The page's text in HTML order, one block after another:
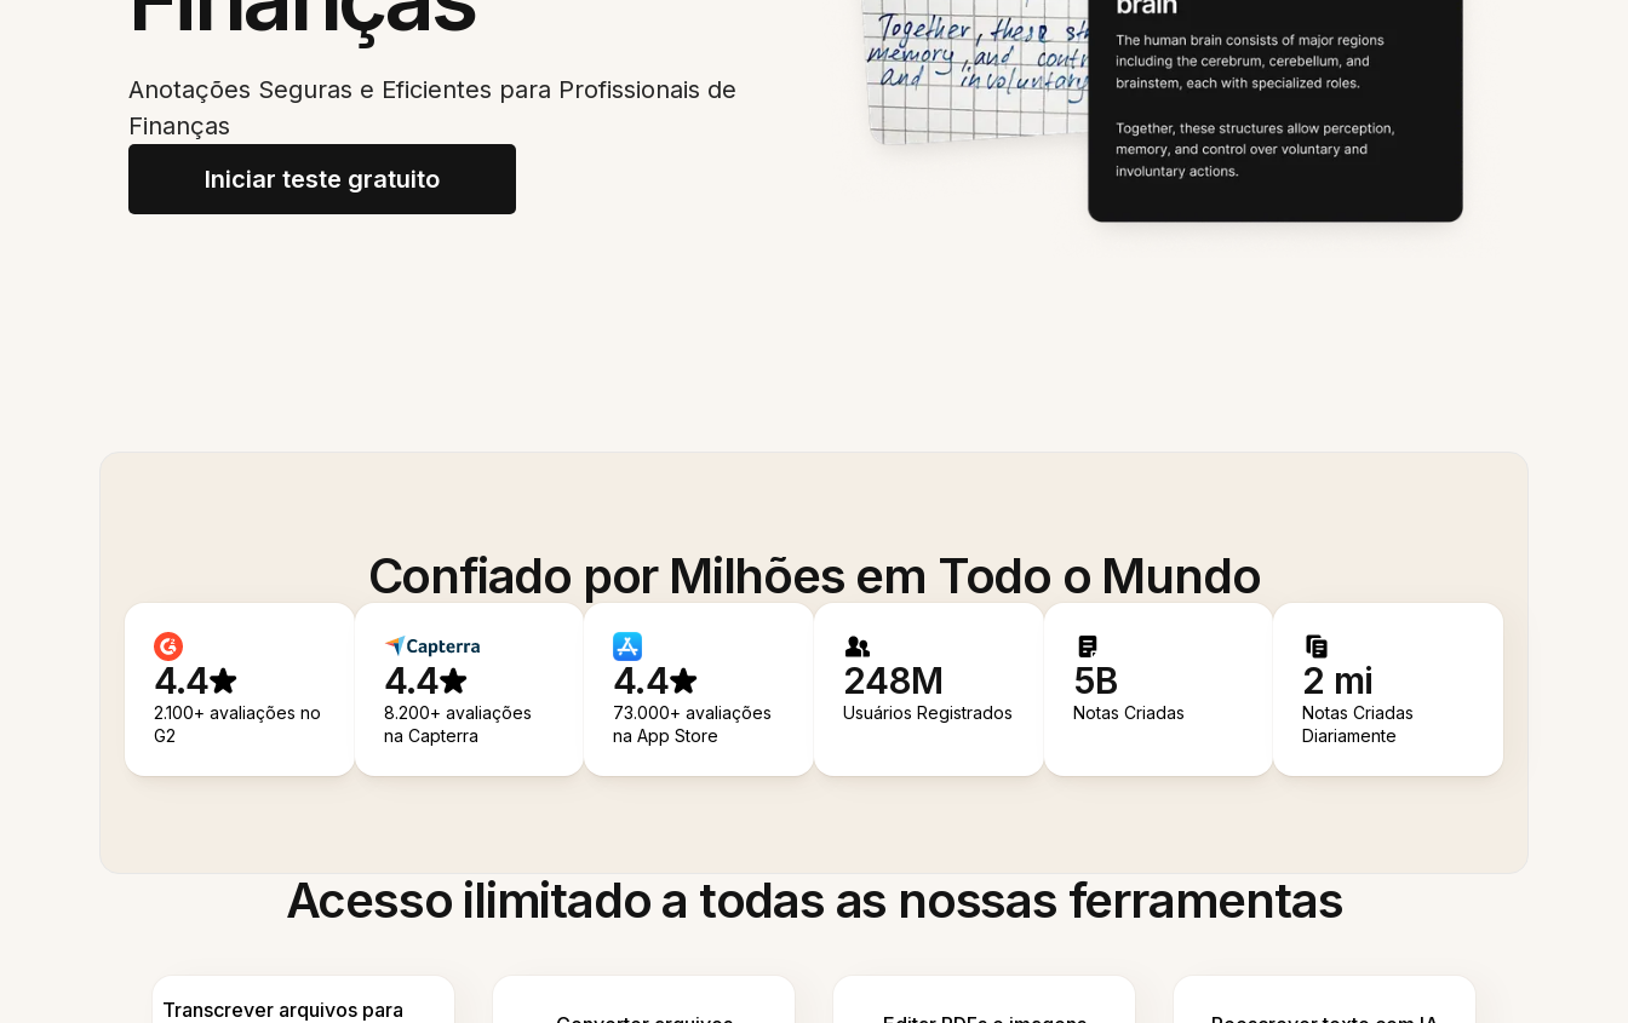
Anotações Seguras e Eficientes para Profissionais de
Finanças
Iniciar teste gratuito
Confiado por Milhões em Todo o Mundo
4.4
2.100+ avaliações no
G2
4.4
8.200+ avaliações
na Capterra
4.4
73.000+ avaliações
na App Store
248M
Usuários Registrados
5B
Notas Criadas
2 mi
Notas Criadas
Diariamente
Acesso ilimitado a todas as nossas ferramentas
Transcrever arquivos para